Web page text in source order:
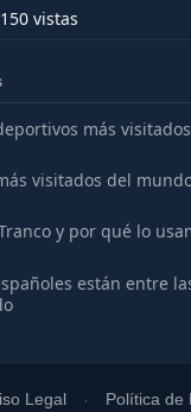
150 vistas
más
visitados del
y por qué lo
están entre
Legal Política de